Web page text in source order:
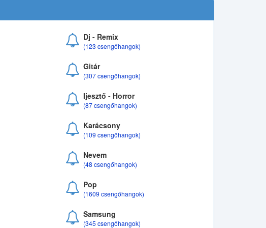
Dj - Remix
(123 csengőhangok)
Gitár
(307 csengőhangok)
Ijesztő - Horror
(87 csengőhangok)
Karácsony
(109 csengőhangok)
Nevem
(48 csengőhangok)
Pop
(1609 csengőhangok)
Samsung
(345 csengőhangok)